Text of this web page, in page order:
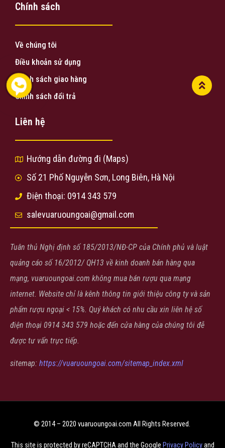
Chính sách
Về chúng tôi
Điều khoản sử dụng
Chính sách giao hàng
Chính sách đổi trả
Liên hệ
Hướng dẫn đường đi (Maps)
Số 21 Phố Nguyễn Sơn, Long Biên, Hà Nội
Điện thoại: 0914 343 579
salevuaruoungoai@gmail.com
Tuân thủ Nghị định số 185/2013/NĐ-CP của Chính phủ và luật
quảng cáo số 16/2012/ QH13 về kinh doanh bán hàng qua
mạng, vuaruoungoai.com không mua bán rượu qua mạng
internet. Website chỉ là kênh thông tin giới thiệu công ty và sản
phẩm rượu ngoại < 15%. Quý khách có nhu cầu xin liên hệ số
điện thoại 0914 343 579 hoặc đến cửa hàng của chúng tôi đễ
được tư vấn trực tiếp.
sitemap: https://vuaruoungoai.com/sitemap_index.xml
© 2014 – 2020 vuaruoungoai.com All Rights Reserved.
This site is protected by reCAPTCHA and the Google Privacy Policyand